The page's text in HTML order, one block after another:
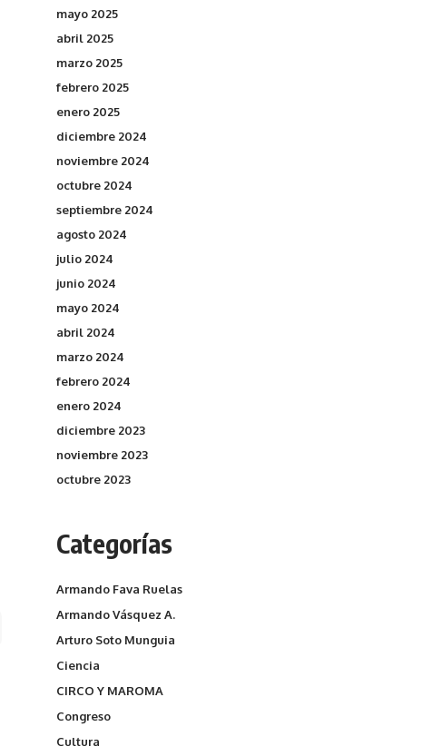
mayo 2025
abril 2025
marzo 2025
febrero 2025
enero 2025
diciembre 2024
noviembre 2024
octubre 2024
septiembre 2024
agosto 2024
julio 2024
junio 2024
mayo 2024
abril 2024
marzo 2024
febrero 2024
enero 2024
diciembre 2023
noviembre 2023
octubre 2023
Categorías
Armando Fava Ruelas
Armando Vásquez A.
Arturo Soto Munguia
Ciencia
CIRCO Y MAROMA
Congreso
Cultura